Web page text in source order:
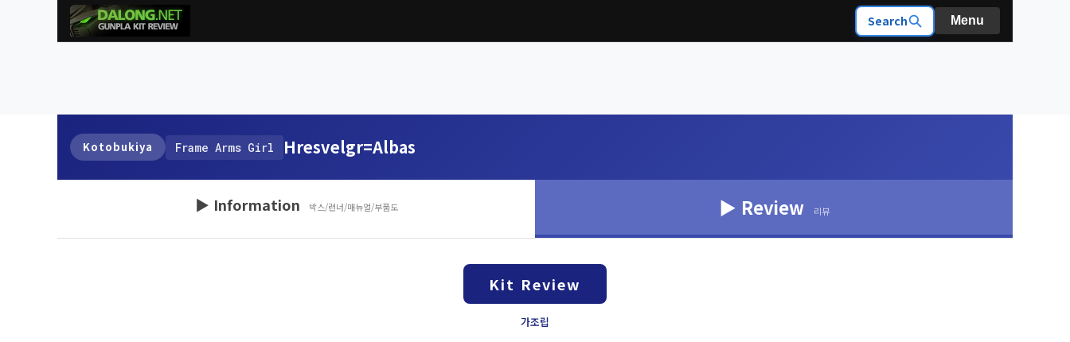
Search Menu
Kotobukiya Frame Arms Girl Hresvelgr=Albas
▶ Information 박스/런너/매뉴얼/부품도 ▶ Review 리뷰
Kit Review
가조립